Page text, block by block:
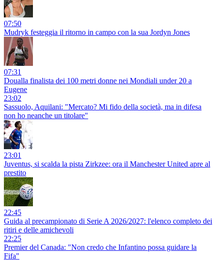
07:50
Mudryk festeggia il ritorno in campo con la sua Jordyn Jones
07:31
Doualla finalista dei 100 metri donne nei Mondiali under 20 a
Eugene
23:02
Sassuolo, Aquilani: "Mercato? Mi fido della società, ma in difesa
non ho neanche un titolare"
23:01
Juventus, si scalda la pista Zirkzee: ora il Manchester United apre al
prestito
22:45
Guida al precampionato di Serie A 2026/2027: l'elenco completo dei
ritiri e delle amichevoli
22:25
Premier del Canada: "Non credo che Infantino possa guidare la
Fifa"